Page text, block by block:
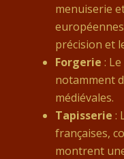
menuiserie
précision et
Forgerie :
notamment
médiévales.
Tapisserie :
françaises,
montrent